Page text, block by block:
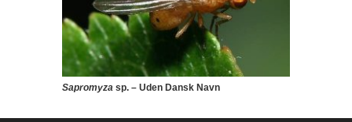
Sapromyza sp. – Uden Dansk Navn